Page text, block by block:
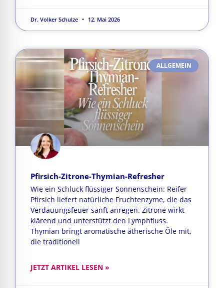
Dr. Volker Schulze 12. Mai 2026
ALLGEMEIN
Pfirsich-Zitrone-Thymian-Refresher
Wie ein Schluck flüssiger Sonnenschein: Reifer
Pfirsich liefert natürliche Fruchtenzyme, die das
Verdauungsfeuer sanft anregen. Zitrone wirkt
klärend und unterstützt den Lymphfluss.
Thymian bringt aromatische ätherische Öle mit,
die traditionell
JETZT ARTIKEL LESEN »